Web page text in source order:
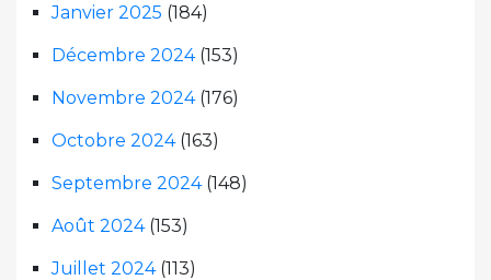
Janvier 2025 (184)
Décembre 2024(153)
Novembre 2024(176)
Octobre 2024(163)
Septembre 2024(148)
Août 2024(153)
Juillet 2024(113)